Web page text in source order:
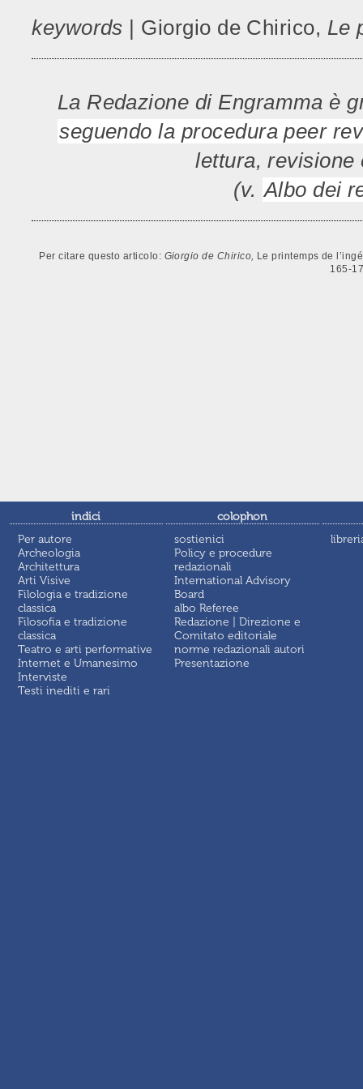
keywords | Giorgio de Chirico, Le
La Redazione di Engramma è
seguendo la procedura peer
lettura, revisione
(v. Albo dei
Per citare questo articolo: Giorgio de Chirico,
Le printemps de
165-
indici
Per autore
Archeologia
Architettura
Arti Visive
Filologia e tradizione
classica
Filosofia e tradizione
classica
Teatro e arti performative
Internet e Umanesimo
Interviste
Testi inediti e rari
colophon
sostienici
Policy e procedure
redazionali
International Advisory
Board
albo Referee
Redazione | Direzione e
Comitato editoriale
norme redazionali autori
Presentazione